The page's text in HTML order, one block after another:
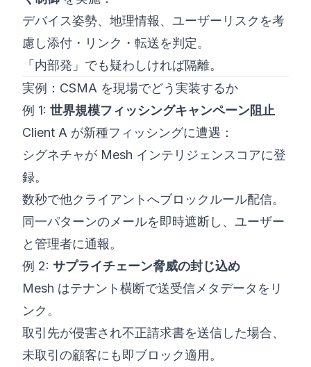
デバイス姿勢、地理情報、ユーザーリスクを考
慮し添付・リンク・転送を判定。
「内部発」でも疑わしければ隔離。
実例：CSMA を現場でどう実装するか
例 1: 世界規模フィッシングキャンペーン阻止
Client A が新種フィッシングに遭遇：
シグネチャが Mesh インテリジェンスコアに登
録。
数秒で他クライアントへブロックルール配信。
同一パターンのメールを即時遮断し、ユーザー
と管理者に通報。
例 2: サプライチェーン脅威の封じ込め
Mesh はテナント横断で送受信メタデータをリ
ンク。
取引先が侵害され不正請求書を送信した場合、
未取引の顧客にも即ブロック適用。